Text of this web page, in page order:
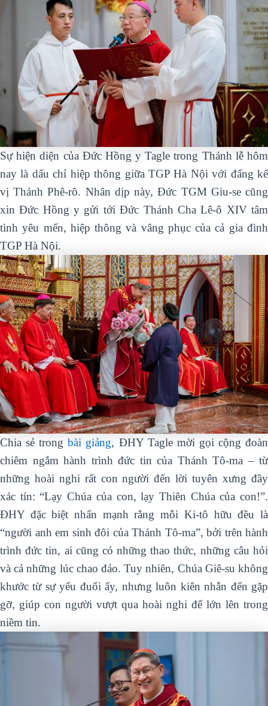
Sự hiện diện của Đức Hồng y Tagle trong Thánh lễ hôm
nay là dấu chỉ hiệp thông giữa TGP Hà Nội với đấng kế
vị Thánh Phê-rô. Nhân dịp này, Đức TGM Giu-se cũng
xin Đức Hồng y gửi tới Đức Thánh Cha Lê-ô XIV tâm
tình yêu mến, hiệp thông và vâng phục của cả gia đình
TGP Hà Nội.
Chia sẻ trongbài giảng, ĐHY Tagle mời gọi cộng đoàn
chiêm ngắm hành trình đức tin của Thánh Tô-ma – từ
những hoài nghi rất con người đến lời tuyên xưng đầy
xác tín: “Lạy Chúa của con, lạy Thiên Chúa của con!”.
ĐHY đặc biệt nhấn mạnh rằng mỗi Ki-tô hữu đều là
“người anh em sinh đôi của Thánh Tô-ma”, bởi trên hành
trình đức tin, ai cũng có những thao thức, những câu hỏi
và cả những lúc chao đảo. Tuy nhiên, Chúa Giê-su không
khước từ sự yếu đuối ấy, nhưng luôn kiên nhẫn đến gặp
gỡ, giúp con người vượt qua hoài nghi để lớn lên trong
niềm tin.